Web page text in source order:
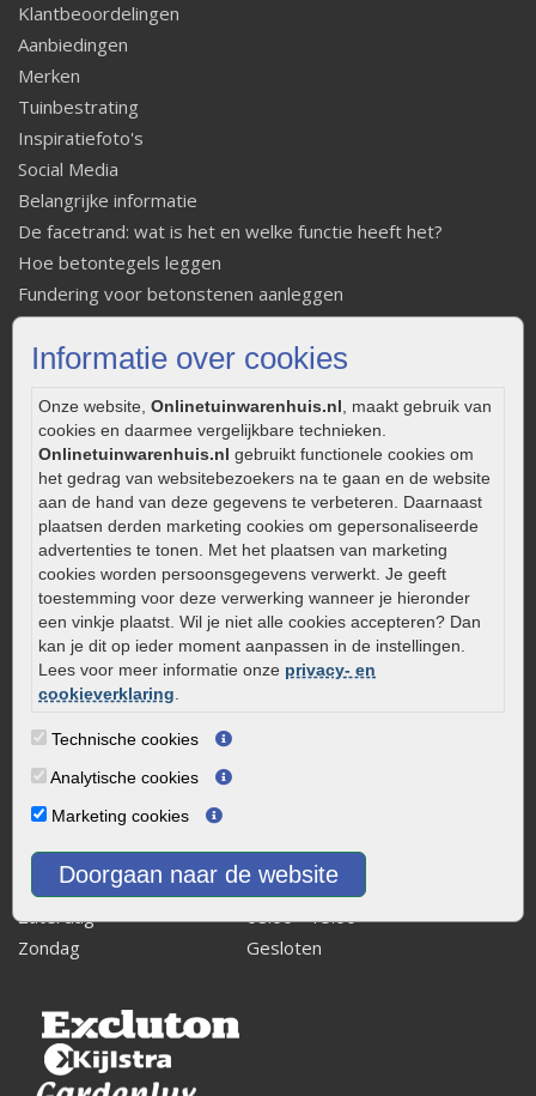
Informatie over cookies
Onze website, Onlinetuinwarenhuis.nl , maakt gebruik van
cookies en daarmee vergelijkbare technieken.
Onlinetuinwarenhuis.nl gebruikt functionele cookies om
het gedrag van websitebezoekers na te gaan en de website
aan de hand van deze gegevens te verbeteren. Daarnaast
plaatsen derden marketing cookies om gepersonaliseerde
advertenties te tonen. Met het plaatsen van marketing
cookies worden persoonsgegevens verwerkt. Je geeft
toestemming voor deze verwerking wanneer je hieronder
een vinkje plaatst. Wil je niet alle cookies accepteren? Dan
kan je dit op ieder moment aanpassen in de instellingen.
Lees voor meer informatie onze privacy- en
cookieverklaring
Technische cookies
Analytische cookies
Marketing cookies
Doorgaan naar de website
Klantbeoordelingen
Aanbiedingen
Merken
Tuinbestrating
Inspiratiefoto's
Social Media
Belangrijke informatie
De facetrand: wat is het en welke functie heeft het?
Hoe betontegels leggen
Fundering voor betonstenen aanleggen
Welke tuinstijl past bij mij
Strakke tuin inrichten
Onderhoud van gebakken bestrating
Aanlegtips voor gebakken bestrating
Zelf een terras aanleggen
Kleine stadstuin inrichten
0320 – 219170
Kaapstanderweg 41
8243 RB Lelystad
info@onlinetuinwarenhuis.nl
Routebeschrijving
Dinsdag
Woensdag
Donderdag
08:00 - 17:00
Vrijdag
08:00 - 17:00
Zaterdag
08:00 - 15.00
Zondag
Gesloten